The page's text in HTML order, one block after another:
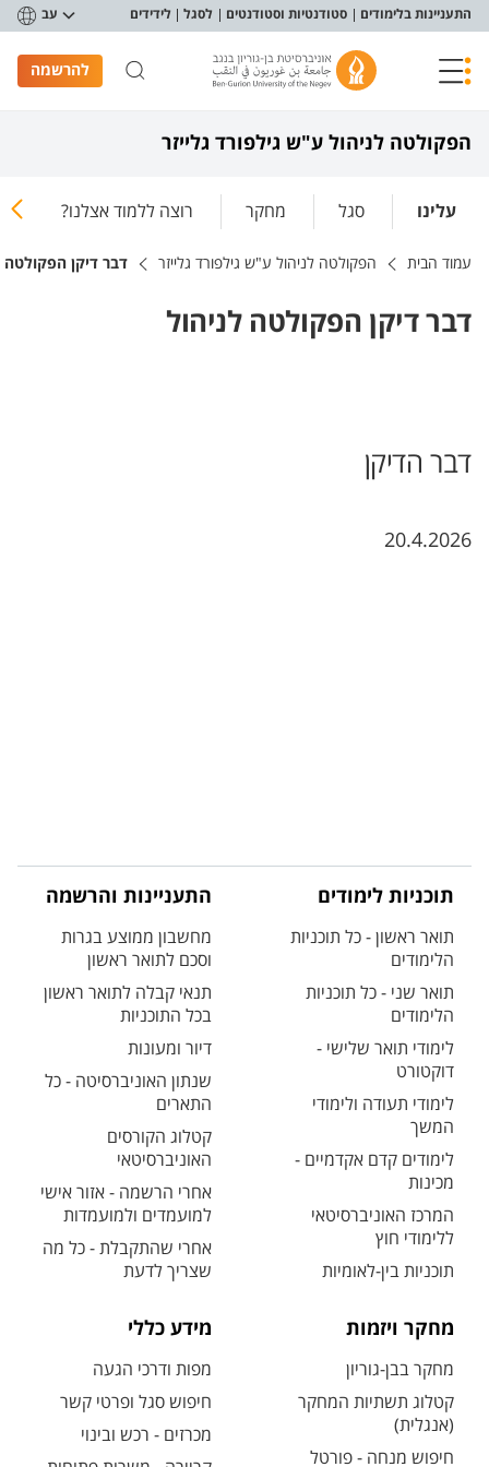
תפריט נגישות
התעניינות בלימודים סטודנטיות וסטודנטים לסגל לידידים עב
להרשמה
הפקולטה לניהול ע"ש גילפורד גלייזר
עלינו סגל מחקר רוצה ללמוד אצלנו?
עמוד הבית הפקולטה לניהול ע"ש גילפורד גלייזר דבר דיקן הפקולטה
דבר דיקן הפקולטה לניהול
דבר הדיקן
20.4.2026
תוכניות לימודים
תואר ראשון - כל תוכניות
הלימודים
תואר שני - כל תוכניות
הלימודים
לימודי תואר שלישי -
דוקטורט
לימודי תעודה ולימודי
המשך
לימודים קדם אקדמיים -
מכינות
המרכז האוניברסיטאי
ללימודי חוץ
תוכניות בין-לאומיות
התעניינות והרשמה
מחשבון ממוצע בגרות
וסכם לתואר ראשון
תנאי קבלה לתואר ראשון
בכל התוכניות
דיור ומעונות
שנתון האוניברסיטה - כל
התארים
קטלוג הקורסים
האוניברסיטאי
אחרי הרשמה - אזור אישי
למועמדים ולמועמדות
אחרי שהתקבלת - כל מה
שצריך לדעת
מחקר ויזמות
מחקר בבן-גוריון
קטלוג תשתיות המחקר
(אנגלית)
חיפוש מנחה - פורטל
מידע כללי
מפות ודרכי הגעה
חיפוש סגל ופרטי קשר
מכרזים - רכש ובינוי